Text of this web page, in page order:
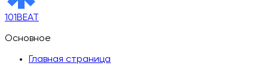
101BEAT
Основное
Главная страница